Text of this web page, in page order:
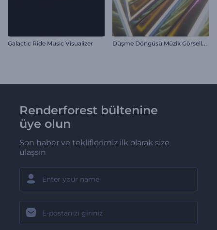
Galactic Ride Music Visualizer D
üşme Döngüsü Müzik Görselleştirici
Renderforest bültenine
üye olun
Son haber ve tekliflerimiz ilk olarak size
ulaşsın